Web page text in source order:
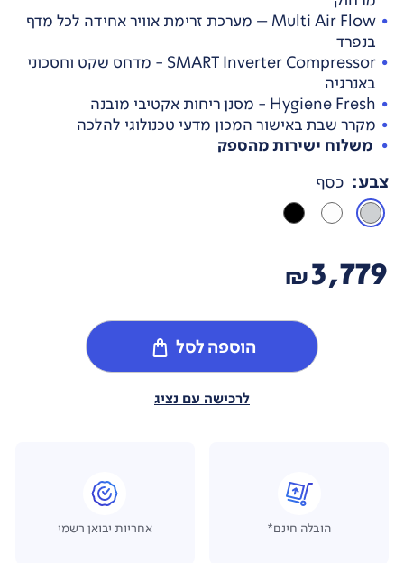
Multi Air Flow – מערכת זרימת אוויר אחידה לכל מדף
בנפרד
SMART Inverter Compressor - מדחס שקט וחסכוני
באנרגיה
Hygiene Fresh - מסנן ריחות אקטיבי מובנה
מקרר שבת באישור המכון מדעי טכנולוגי להלכה
משלוח ישירות מהספק
צבע: כסף
3,779
₪
הוספה לסל
לרכישה עם נציג
הובלה חינם* אחריות יבואן רשמי